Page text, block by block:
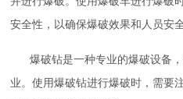
安全性，以确保爆破效果和人员安全
爆破钻是一种专业的爆破设备
业。使用爆破钻进行爆破时，需要